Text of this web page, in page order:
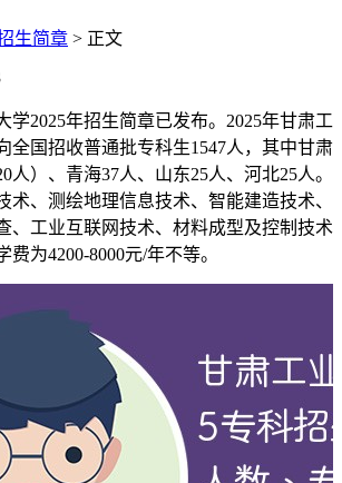
生简章 > 正文
学2025年招生简章已发布。2025年甘肃工
全国招收普通批专科生1547人，其中甘肃
人）、青海37人、山东25人、河北25人。
术、测绘地理信息技术、智能建造技术、
、工业互联网技术、材料成型及控制技术
为4200-8000元/年不等。